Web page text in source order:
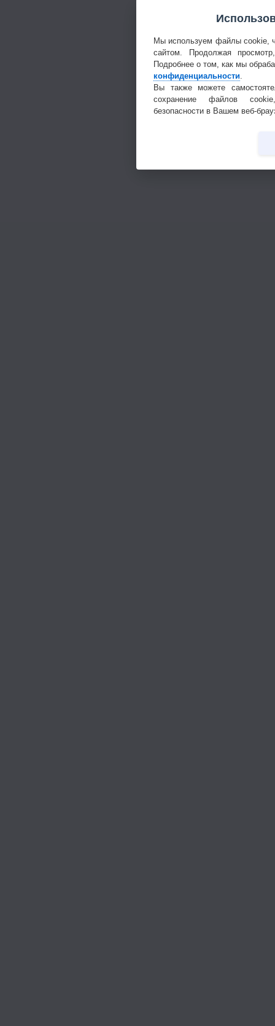
Мы используем файлы cookie,
сайтом. Продолжая
Подробнее о том, как мы
конфиденциальности.
Вы также можете
сохранение файлов
безопасности в Вашем веб-